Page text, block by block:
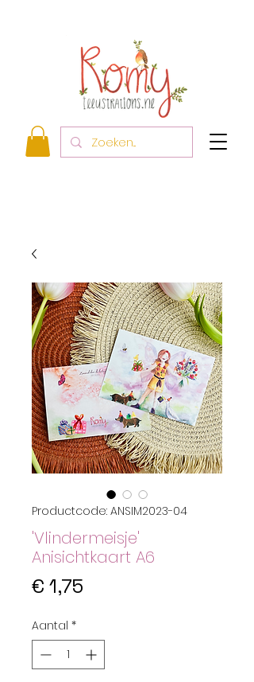
Productcode: ANSIM2023-04
'Vlindermeisje'
Anisichtkaart A6
€ 1,75
Aantal *